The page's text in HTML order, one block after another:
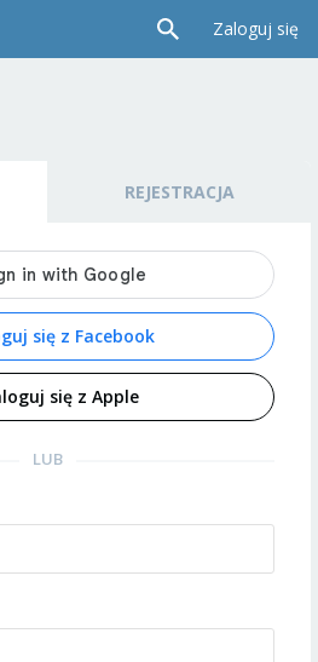
Zaloguj się
REJESTRACJA
się z Facebook
się z Apple
LUB